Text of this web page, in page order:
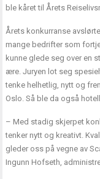
ble kåret til Årets
Årets konkurranse
mange bedrifter som
kunne glede seg over en
ære. Juryen lot seg
tenke helhetlig, nytt og
Oslo. Så ble da også
– Med stadig skjerpet
tenker nytt og kreativt.
gleder oss på vegne av
Ingunn Hofseth,